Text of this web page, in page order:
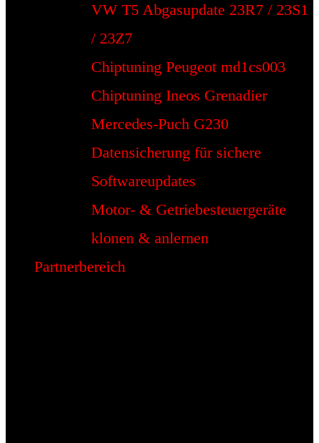
VW T5 Abgasupdate 23R7 / 23S1
/ 23Z7
Chiptuning Peugeot md1cs003
Chiptuning Ineos Grenadier
Mercedes-Puch G230
Datensicherung für sichere
Softwareupdates
Motor- & Getriebesteuergeräte
klonen & anlernen
Partnerbereich